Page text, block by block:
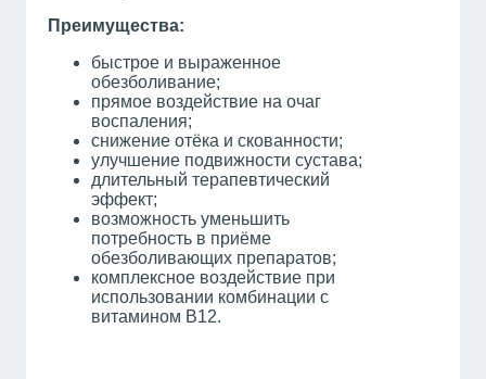
Преимущества:
быстрое и выраженное
обезболивание;
прямое воздействие на очаг
воспаления;
снижение отёка и скованности;
улучшение подвижности сустава;
длительный терапевтический
эффект;
возможность уменьшить
потребность в приёме
обезболивающих препаратов;
комплексное воздействие при
использовании комбинации с
витамином В12.